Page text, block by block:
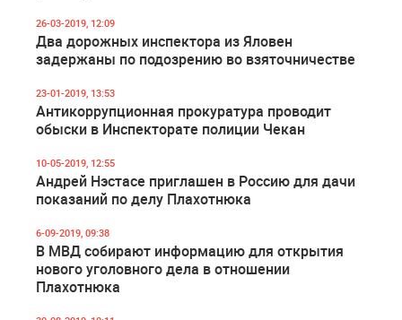
26-03-2019, 12:09
Два дорожных инспектора из Яловен
задержаны по подозрению во взяточничестве
23-01-2019, 13:53
Антикоррупционная прокуратура проводит
обыски в Инспекторате полиции Чекан
10-05-2019, 12:55
Андрей Нэстасе приглашен в Россию для дачи
показаний по делу Плахотнюка
6-09-2019, 09:38
В МВД собирают информацию для открытия
нового уголовного дела в отношении
Плахотнюка